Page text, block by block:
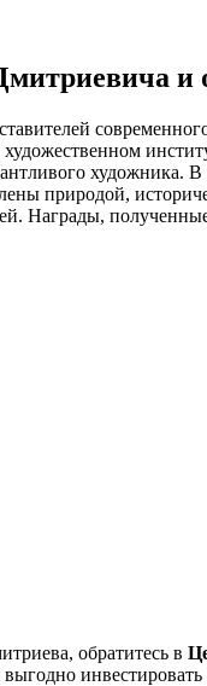
и
природой,
Награды,
обратитесь в